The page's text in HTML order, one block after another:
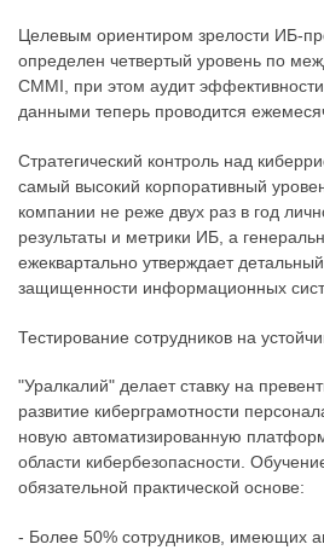
Целевым ориентиром зрелости ИБ-
определен четвертый уровень по
CMMI, при этом аудит
данными теперь проводится
Стратегический контроль над
самый высокий корпоративный
компании не реже двух раз в год
результаты и метрики ИБ, а
ежеквартально утверждает
защищенности информационных
Тестирование сотрудников на
"Уралкалий" делает ставку на
развитие киберграмотности
новую автоматизированную
области кибербезопасности.
обязательной практической основе:
- Более 50% сотрудников, имеющих